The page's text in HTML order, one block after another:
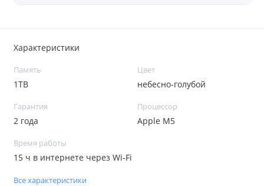
Характеристики
Память
1TB
Цвет
небесно-голубой
Гарантия
2 года
Процессор
Apple M5
Время работы
15 ч в интернете через Wi-Fi
Все характеристики